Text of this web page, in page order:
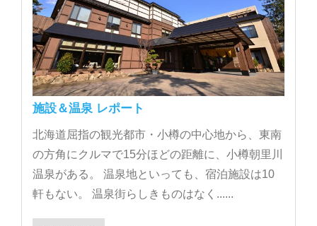
施設＆温泉 レポート
北海道屈指の観光都市・小樽の中心地から、東南
の方角にクルマで15分ほどの距離に、小樽朝里川
温泉がある。 温泉地といっても、宿泊施設は10
軒もない。 温泉街らしきものはなく......